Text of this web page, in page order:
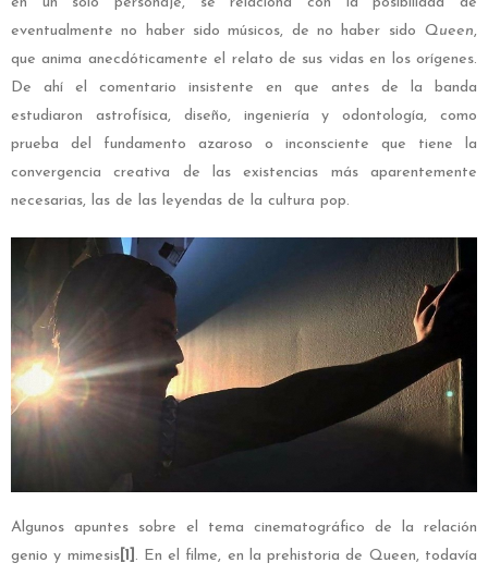
eventualmente no haber sido músicos, de no haber sido Queen,
que anima anecdóticamente el relato de sus vidas en los orígenes.
De ahí el comentario insistente en que antes de la banda
estudiaron astrofísica, diseño, ingeniería y odontología, como
prueba del fundamento azaroso o inconsciente que tiene la
convergencia creativa de las existencias más aparentemente
necesarias, las de las leyendas de la cultura pop.
Algunos apuntes sobre el tema cinematográfico de la relación
genio y mimesis[1] . En el filme, en la prehistoria de Queen, todavía